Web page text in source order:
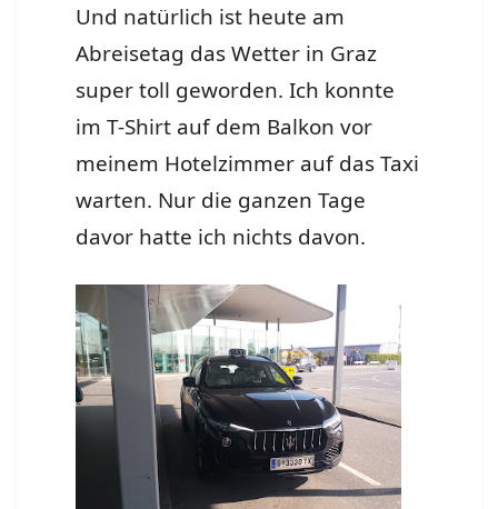
Und natürlich ist heute am
Abreisetag das Wetter in Graz
super toll geworden. Ich konnte
im T-Shirt auf dem Balkon vor
meinem Hotelzimmer auf das Taxi
warten. Nur die ganzen Tage
davor hatte ich nichts davon.